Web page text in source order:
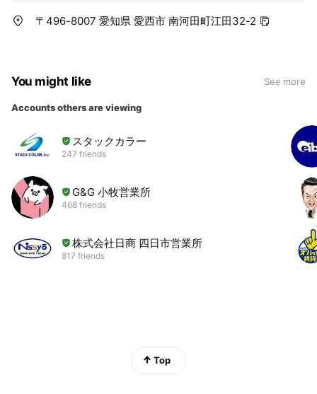
〒496-8007 愛知県 愛西市 南河田町江田32-2
You might like See more
Accounts others are viewing
スタックカラー
247 friends
G&G 小牧営業所
468 friends
株式会社日商 四日市営業所
817 friends
Top